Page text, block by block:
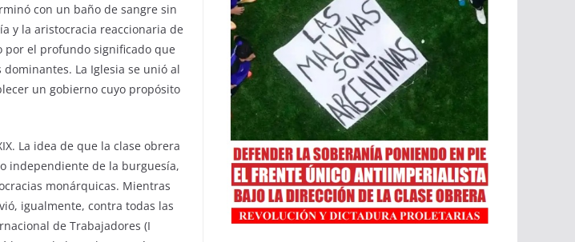
con un baño de sangre sin
y la aristocracia reaccionaria de
por el profundo significado que
La Iglesia se unió al
un gobierno cuyo propósito
La idea de que la clase obrera
independiente de la burguesía,
monárquicas. Mientras
igualmente, contra todas las
de Trabajadores (I